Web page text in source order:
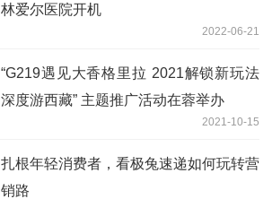
林爱尔医院开机
2022-06-21
“G219遇见大香格里拉 2021解锁新玩法
深度游西藏” 主题推广活动在蓉举办
2021-10-15
扎根年轻消费者，看极兔速递如何玩转营
销路